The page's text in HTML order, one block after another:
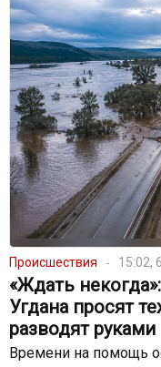
Происшествия 15:02,
«Ждать
Угдана просят
разводят руками
Времени на помощь